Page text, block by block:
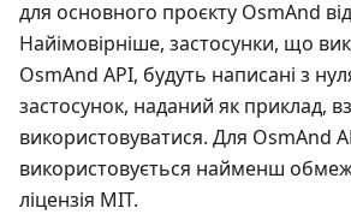
для основного проєкту OsmAnd
Найімовірніше, застосунки, що
OsmAnd API, будуть написані з
застосунок, наданий як приклад,
використовуватися. Для OsmAnd
використовується найменш
ліцензія MIT.